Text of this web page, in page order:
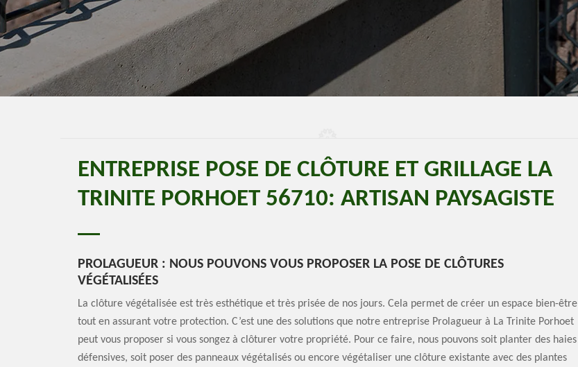
ENTREPRISE POSE DE CLÔTURE ET GRILLAGE LA
TRINITE PORHOET 56710: ARTISAN PAYSAGISTE
PROLAGUEUR : NOUS POUVONS VOUS PROPOSER LA POSE DE CLÔTURES
VÉGÉTALISÉES
La clôture végétalisée est très esthétique et très prisée de nos jours. Cela permet de créer un espace bien-être
tout en assurant votre protection. C’est une des solutions que notre entreprise Prolagueur à La Trinite Porhoet
peut vous proposer si vous songez à clôturer votre propriété. Pour ce faire, nous pouvons soit planter des haies
défensives, soit poser des panneaux végétalisés ou encore végétaliser une clôture existante avec des plantes